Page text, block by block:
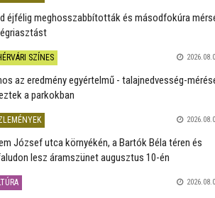
éjfélig meghosszabbították és másodfokúra
SZÍNES
az eredmény egyértelmű - talajnedvesség-
a parkokban
József utca környékén, a Bartók Béla téren és
lesz áramszünet augusztus 10-én